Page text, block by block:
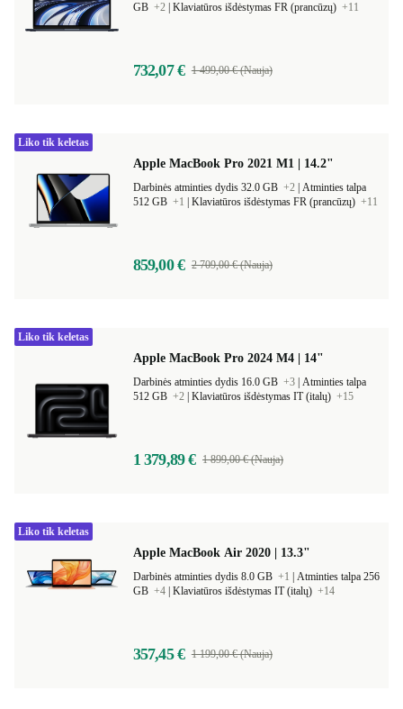
GB +2 Klaviatūros išdėstymas FR (prancūzų) +11
732,07 € 1 499,00 € (Nauja)
Apple MacBook Pro 2021 M1 | 14.2"
Darbinės atminties dydis 32.0 GB +2 Atminties talpa
512 GB +1 Klaviatūros išdėstymas FR (prancūzų) +11
859,00 € 2 709,00 € (Nauja)
Liko tik keletas
Apple MacBook Pro 2024 M4 | 14"
Darbinės atminties dydis 16.0 GB +3 Atminties talpa
512 GB +2 Klaviatūros išdėstymas IT (italų) +15
1 379,89 € 1 899,00 € (Nauja)
Liko tik keletas
Apple MacBook Air 2020 | 13.3"
Darbinės atminties dydis 8.0 GB +1
Atminties talpa 256
GB +4 Klaviatūros išdėstymas IT (italų) +14
357,45 € 1 199,00 € (Nauja)
Liko tik keletas